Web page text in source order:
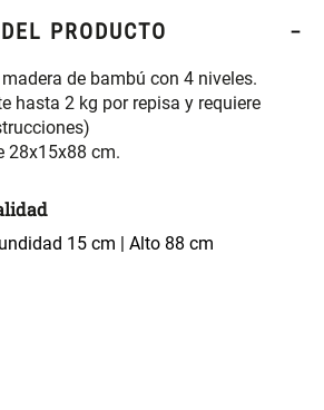
PRODUCTO
de bambú con 4 niveles.
hasta 2 kg por repisa y requiere
28x15x88 cm.
15 cm | Alto 88 cm
240
Almohada Memory + Gel
S/ 124.00
Bandejas con Puerta 23 x 23 x
119 cm